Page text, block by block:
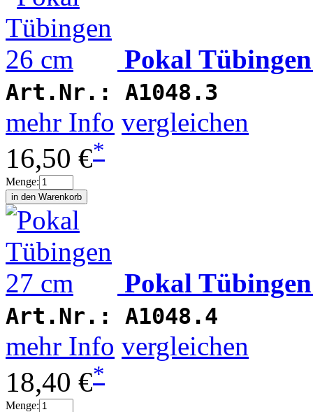
Pokal
Art.Nr.: A1048.3
mehr Info vergleichen
16,50 €*
Menge:
Pokal
Art.Nr.: A1048.4
mehr Info vergleichen
18,40 €*
Menge: